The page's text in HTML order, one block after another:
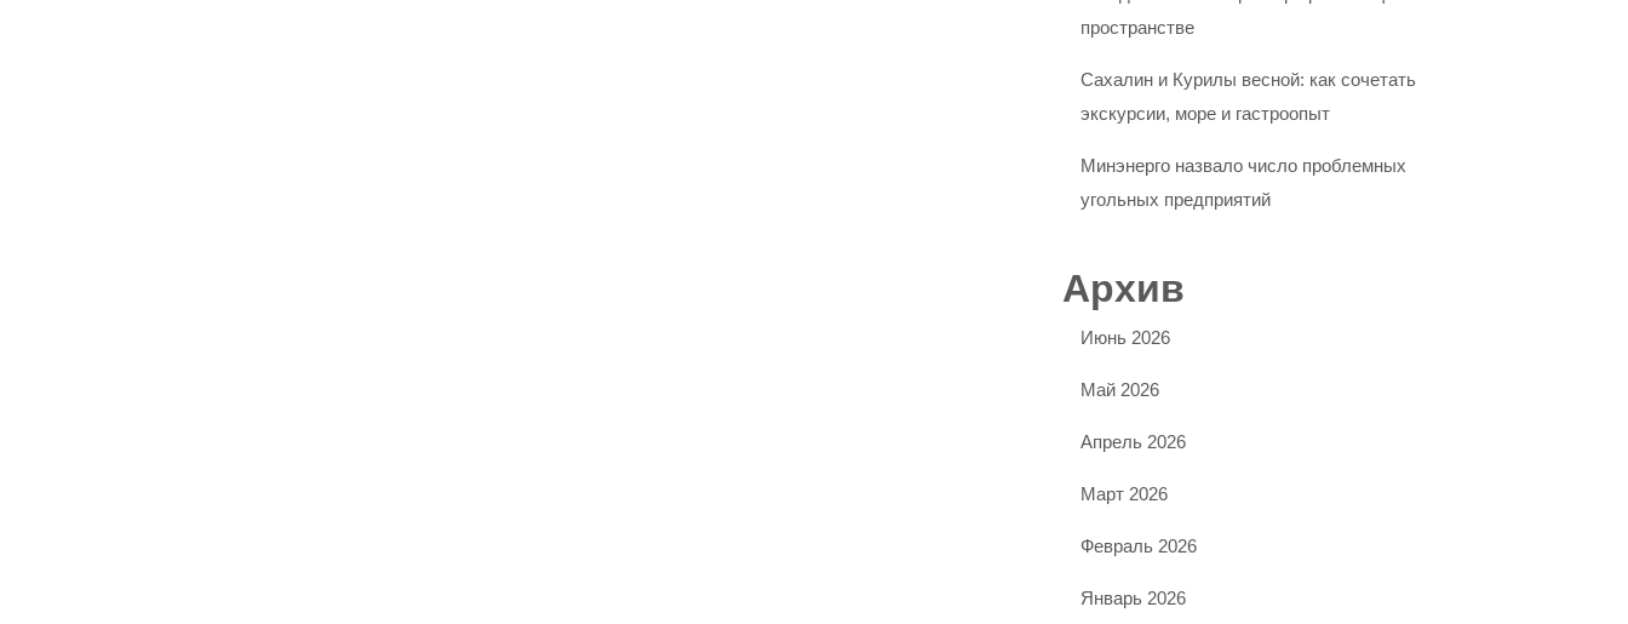
пространстве
Сахалин и Курилы весной: как сочетать
экскурсии, море и гастроопыт
Минэнерго назвало число проблемных
угольных предприятий
Архив
Июнь 2026
Май 2026
Апрель 2026
Март 2026
Февраль 2026
Январь 2026